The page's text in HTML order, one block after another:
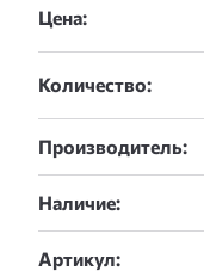
Цена:
Количество:
Производитель:
Наличие:
Артикул: